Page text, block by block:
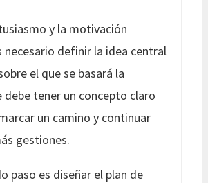
y la motivación
necesario definir la idea central
el que se basará la
debe tener un concepto claro
un camino y continuar
gestiones.
paso es diseñar el plan de